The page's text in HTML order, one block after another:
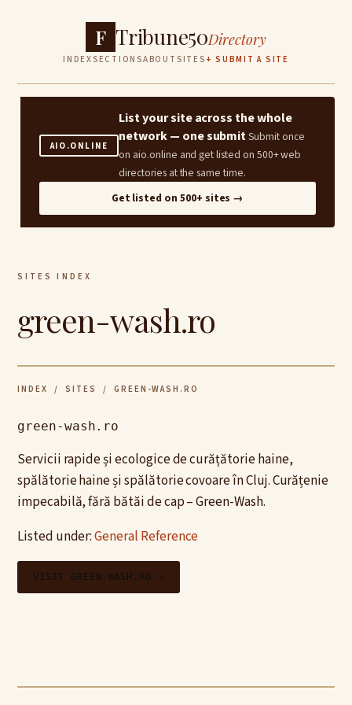
F Tribune50Directory
INDEXSECTIONSABOUT SITES + SUBMIT A SITE
AIO.ONLINE
List your site across the whole
network — one submitSubmit once
on aio.online and get listed on 500+ web
directories at the same time.
Get listed on 500+ sites →
SITES INDEX
green-wash.ro
INDEX / SITES / GREEN-WASH.RO
green-wash.ro
Servicii rapide și ecologice de curățătorie haine,
spălătorie haine și spălătorie covoare în Cluj. Curățenie
impecabilă, fără bătăi de cap – Green-Wash.
Listed under:General Reference
VISIT GREEN-WASH.RO →